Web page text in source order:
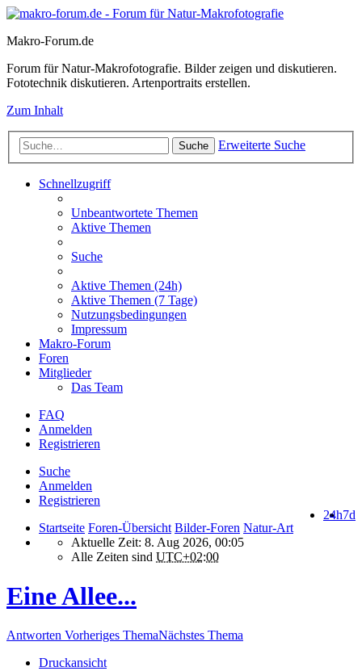
Makro-Forum.de
Forum für Natur-Makrofotografie. Bilder zeigen und diskutieren.
Fototechnik diskutieren. Artenportraits erstellen.
Zum Inhalt
Suche Erweiterte Suche
Schnellzugriff
Unbeantwortete Themen
Aktive Themen
Suche
Aktive Themen (24h)
Aktive Themen (7 Tage)
Nutzungsbedingungen
Impressum
Makro-Forum
Foren
Mitglieder
Das Team
FAQ
Anmelden
Registrieren
Suche
Anmelden
Registrieren
7d
24h
Startseite Foren-Übersicht Bilder-Foren Natur-Art
Aktuelle Zeit: 8. Aug 2026, 00:05
Alle Zeiten sind UTC+02:00
Eine Allee...
Antworten Vorheriges ThemaNächstes Thema
Druckansicht